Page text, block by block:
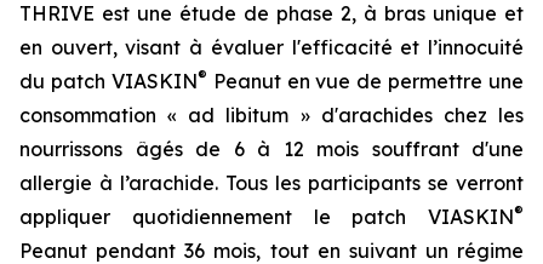
THRIVE est une étude de phase 2, à bras unique et
en ouvert, visant à évaluer l'efficacité et l’innocuité
du patch VIASKIN® Peanut en vue de permettre une
consommation « ad libitum » d'arachides chez les
nourrissons âgés de 6 à 12 mois souffrant d'une
allergie à l’arachide. Tous les participants se verront
appliquer quotidiennement le patch VIASKIN®
Peanut pendant 36 mois, tout en suivant un régime